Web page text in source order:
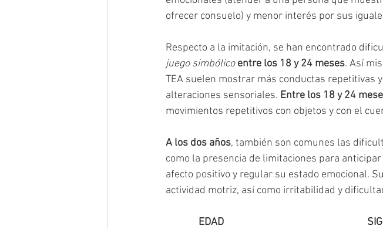
ofrecer consuelo) y menor interés por sus
Respecto a la imitación, se han encontrado
juego simbólico entre los 18 y 24 meses. Así
TEA suelen mostrar más conductas repetitivas
alteraciones sensoriales. Entre los 18 y 24
movimientos repetitivos con objetos y con el
A los dos años, también son comunes las
como la presencia de limitaciones para
afecto positivo y regular su estado emocional.
actividad motriz, así como irritabilidad y
EDAD